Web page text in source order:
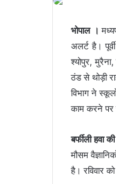
भोपाल ।
अलर्ट है।
श्योपुर,
ठंड से थोड़ी
विभाग ने
काम करने पर
बर्फीली हवा
मौसम
है। रविवार